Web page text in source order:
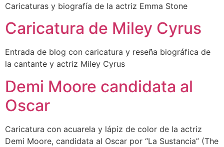
Caricaturas y biografía de la actriz Emma Stone
Caricatura de Miley Cyrus
Entrada de blog con caricatura y reseña biográfica de
la cantante y actriz Miley Cyrus
Demi Moore candidata al
Oscar
Caricatura con acuarela y lápiz de color de la actriz
Demi Moore, candidata al Oscar por “La Sustancia” (The